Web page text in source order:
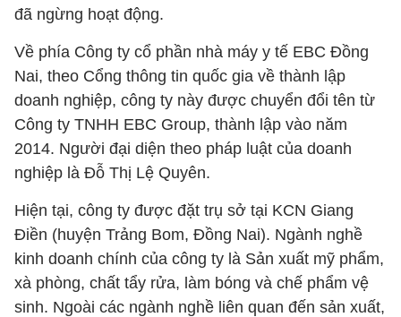
đã ngừng hoạt động.
Về phía Công ty cổ phần nhà máy y tế EBC Đồng
Nai, theo Cổng thông tin quốc gia về thành lập
doanh nghiệp, công ty này được chuyển đổi tên từ
Công ty TNHH EBC Group, thành lập vào năm
2014. Người đại diện theo pháp luật của doanh
nghiệp là Đỗ Thị Lệ Quyên.
Hiện tại, công ty được đặt trụ sở tại KCN Giang
Điền (huyện Trảng Bom, Đồng Nai). Ngành nghề
kinh doanh chính của công ty là Sản xuất mỹ phẩm,
xà phòng, chất tẩy rửa, làm bóng và chế phẩm vệ
sinh. Ngoài các ngành nghề liên quan đến sản xuất,